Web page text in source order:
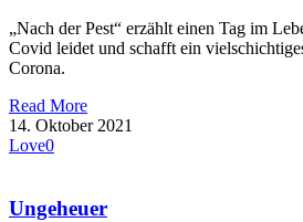
„Nach der Pest“ erzählt einen Tag im
Covid leidet und schafft ein
Corona.
Read More
14. Oktober 2021
Love0
Ungeheuer